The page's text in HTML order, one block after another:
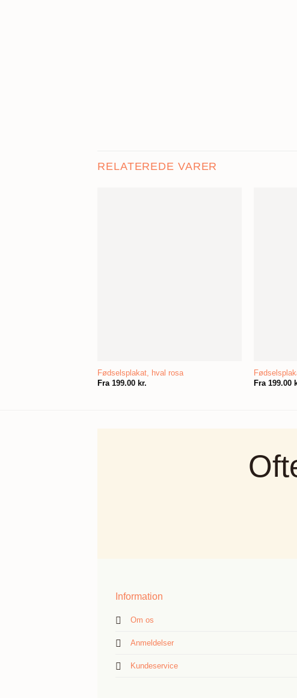
RELATEREDE VARER
Fødselsplakat, hval rosa
Fra 199.00 kr.
Fra 199.00
Information
Om os
Anmeldelser
Kundeservice